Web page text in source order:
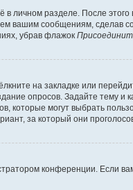
личном разделе. После
вашим сообщениям, сделав
убрав флажок
на закладке или
опросов. Задайте тему
которые могут выбрать
за который они
конференции. Если